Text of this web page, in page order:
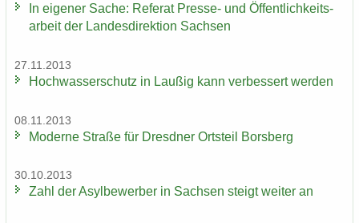
In ei­ge­ner Sache: Re­fe­rat Presse-​ und Öf­fent­lich­keits­
ar­beit der Lan­des­di­rek­ti­on Sach­sen
27.11.2013
Hoch­was­ser­schutz in Lau­ßig kann ver­bes­sert wer­den
08.11.2013
Mo­der­ne Stra­ße für Dresd­ner Orts­teil Borsberg
30.10.2013
Zahl der Asyl­be­wer­ber in Sach­sen steigt wei­ter an